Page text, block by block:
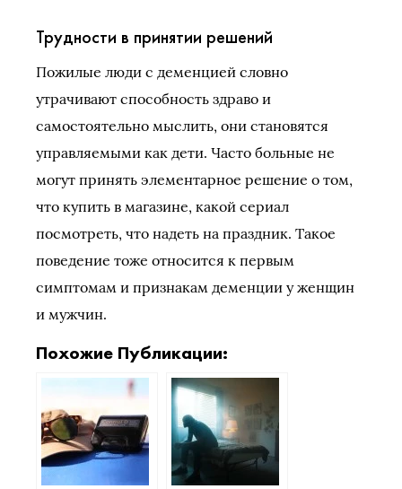
Трудности в принятии решений
Пожилые люди с деменцией словно
утрачивают способность здраво и
самостоятельно мыслить, они становятся
управляемыми как дети. Часто больные не
могут принять элементарное решение о том,
что купить в магазине, какой сериал
посмотреть, что надеть на праздник. Такое
поведение тоже относится к первым
симптомам и признакам деменции у женщин
и мужчин.
Похожие Публикации: